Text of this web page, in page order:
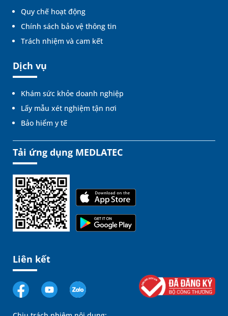
Quy chế hoạt động
Chính sách bảo vệ thông tin
Trách nhiệm và cam kết
Dịch vụ
Khám sức khỏe doanh nghiệp
Lấy mẫu xét nghiệm tận nơi
Bảo hiểm y tế
Tải ứng dụng MEDLATEC
Liên kết